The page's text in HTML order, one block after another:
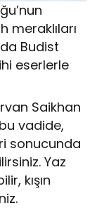
meraklıları
Budist
eserlerle
Saikhan
vadide,
sonucunda
Yaz
kışın